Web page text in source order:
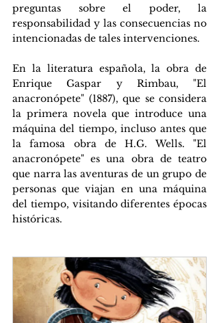
preguntas sobre el poder, la
responsabilidad y las consecuencias no
intencionadas de tales intervenciones.
En la literatura española, la obra de
Enrique Gaspar y Rimbau, "El
anacronópete" (1887), que se considera
la primera novela que introduce una
máquina del tiempo, incluso antes que
la famosa obra de H.G. Wells. "El
anacronópete" es una obra de teatro
que narra las aventuras de un grupo de
personas que viajan en una máquina
del tiempo, visitando diferentes épocas
históricas.